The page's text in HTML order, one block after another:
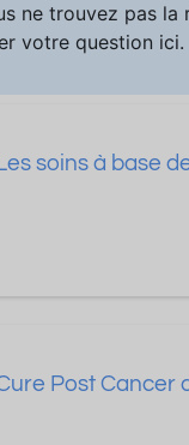
ne trouvez pas la
votre question ici.
soins à base
Post Cancer